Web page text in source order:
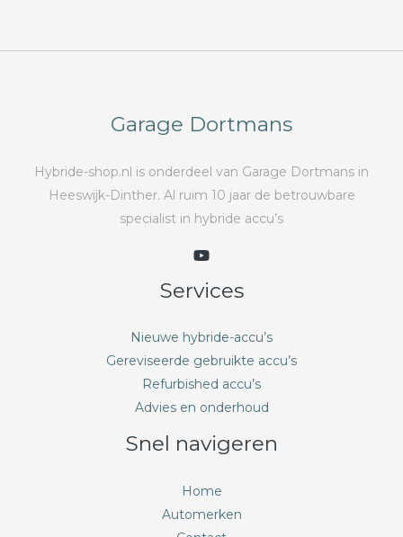
Garage Dortmans
Hybride-shop.nl is onderdeel van Garage Dortmans in
Heeswijk-Dinther. Al ruim 10 jaar de betrouwbare
specialist in hybride accu’s
Services
Nieuwe hybride-accu’s
Gereviseerde gebruikte accu’s
Refurbished accu’s
Advies en onderhoud
Snel navigeren
Home
Automerken